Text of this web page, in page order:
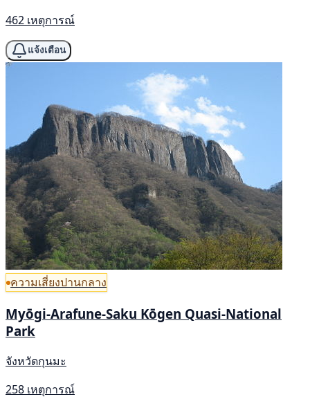
462 เหตุการณ์
แจ้งเตือน
ความเสี่ยงปานกลาง
Myōgi-Arafune-Saku Kōgen Quasi-National
Park
จังหวัดกุนมะ
258 เหตุการณ์